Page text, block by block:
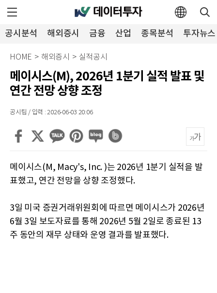
공시분석 해외증시 금융 산업 종목분석 투자뉴스
HOME > 해외증시 > 실적공시
메이시스(M), 2026년 1분기 실적 발표 및
연간 전망 상향 조정
공시팀 / 입력 : 2026-06-03 20:06
메이시스(M, Macy's, Inc. )는 2026년 1분기 실적을 발
표했고, 연간 전망을 상향 조정했다.
3일 미국 증권거래위원회에 따르면 메이시스가 2026년
6월 3일 보도자료를 통해 2026년 5월 2일로 종료된 13
주 동안의 재무 상태와 운영 결과를 발표했다.